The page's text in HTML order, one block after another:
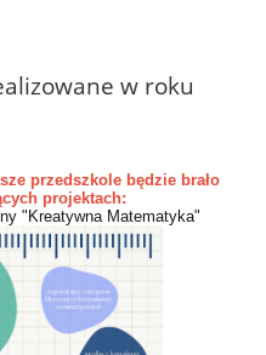
w roku
przedszkole będzie brało
projektach:
"Kreatywna Matematyka"